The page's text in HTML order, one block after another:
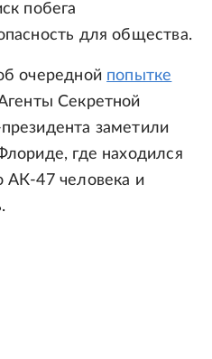
побега
для общества.
очередной попытке
Секретной
заметили
где находился
АК-47 человека и